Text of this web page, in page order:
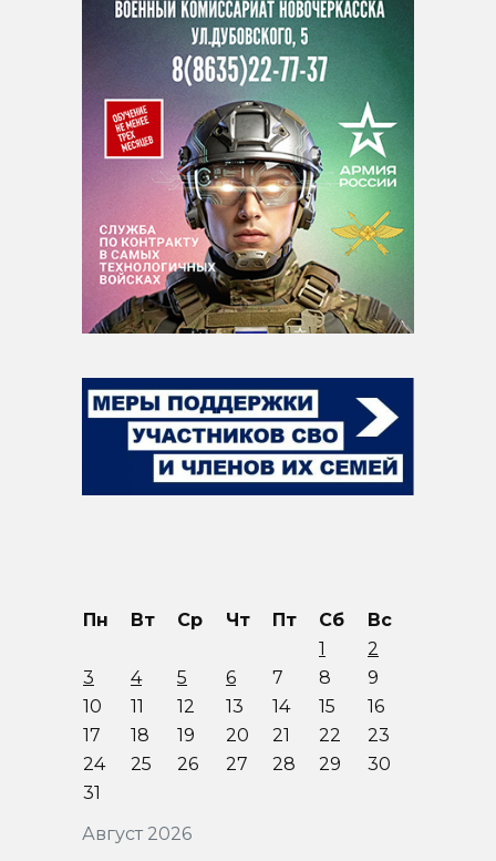
Август 2026
Пн Вт Ср Чт Пт Сб
Вс
1
2
3
4 5 6 7 8
9
10
11 12 13 14 15
16
17
18 19 20 21 22
23
24
25 26 27 28 29
30
31